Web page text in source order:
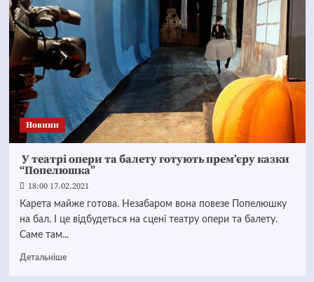
Новини
У театрі опери та балету готують прем’єру казки
“Попелюшка”
18:00 17.02.2021
Карета майже готова. Незабаром вона повезе Попелюшку
на бал. І це відбудеться на сцені театру опери та балету.
Саме там...
Детальніше